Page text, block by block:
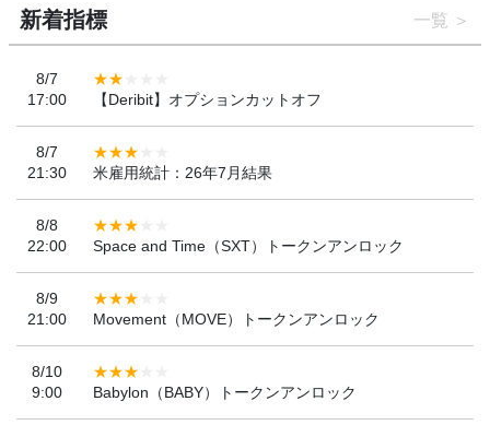
新着指標 一覧
8/7
17:00
【Deribit】オプションカットオフ
8/7
21:30
米雇用統計：26年7月結果
8/8
22:00
Space and Time（SXT）トークンアンロック
8/9
21:00
Movement（MOVE）トークンアンロック
8/10
9:00
Babylon（BABY）トークンアンロック